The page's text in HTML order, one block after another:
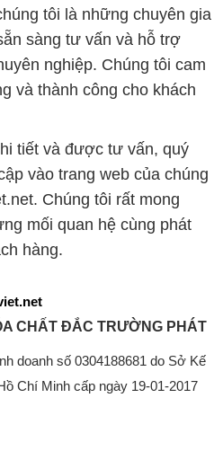
tôi là những chuyên gia
sàng tư vấn và hỗ trợ
nghiệp. Chúng tôi cam
và thành công cho khách
tiết và được tư vấn, quý
vào trang web của chúng
Chúng tôi rất mong
mối quan hệ cùng phát
hàng.
CHẤT ĐẮC TRƯỜNG PHÁT
doanh số 0304188681 do Sở Kế
Chí Minh cấp ngày 19-01-2017